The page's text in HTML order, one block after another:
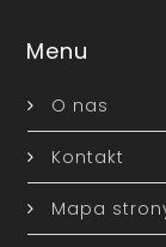
Menu
O nas
Kontakt
Mapa